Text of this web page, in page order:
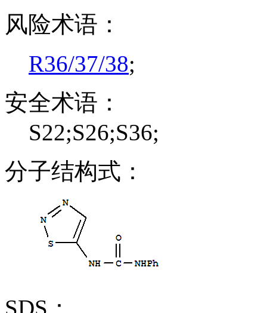
风险术语：
R36/37/38;
安全术语：
S22;S26;S36;
分子结构式：
SDS：